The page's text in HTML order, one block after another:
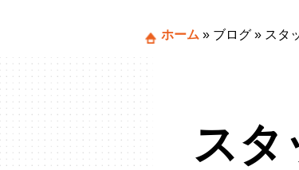
ホーム » ブログ » スタ
スタ